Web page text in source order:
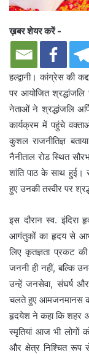
ख़बर शेयर करें -
हल्द्वानी। कांग्रेस की
पर आयोजित
नेताओं ने श्रद्धांजलि
कार्यक्रम में पहुंचे
कुशल राजनीतिज्ञ
नैनीताल रोड स्थित
शांति पाठ के साथ हुई।
हुए उनकी तस्वीर पर
इस दौरान स्व.
आगंतुकों का हृदय से
लिए कृतज्ञता प्रकट
जननी ही नहीं, बल्कि
उन्हें जनसेवा, संघर्ष और
चलते हुए आमजनमानस
हृदयेश ने कहा कि शहर
स्मृतियां आज भी लोगों
और क्षेत्र निश्चित